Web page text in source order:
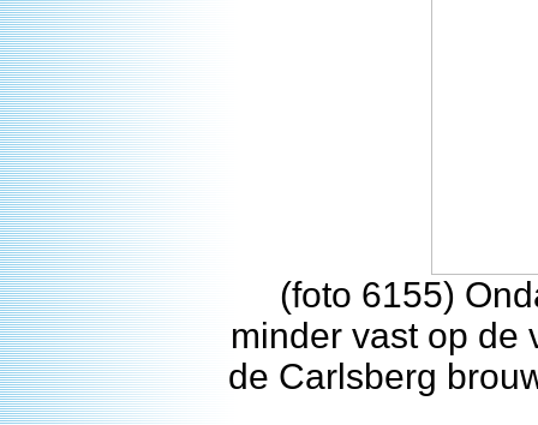
(foto 6155)
minder vast op de
de Carlsberg